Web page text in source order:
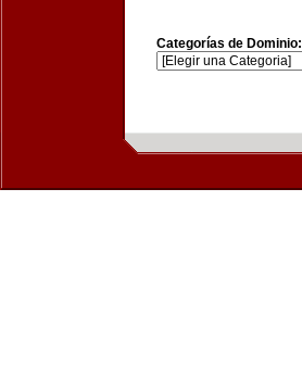
Categorías de Dominio: